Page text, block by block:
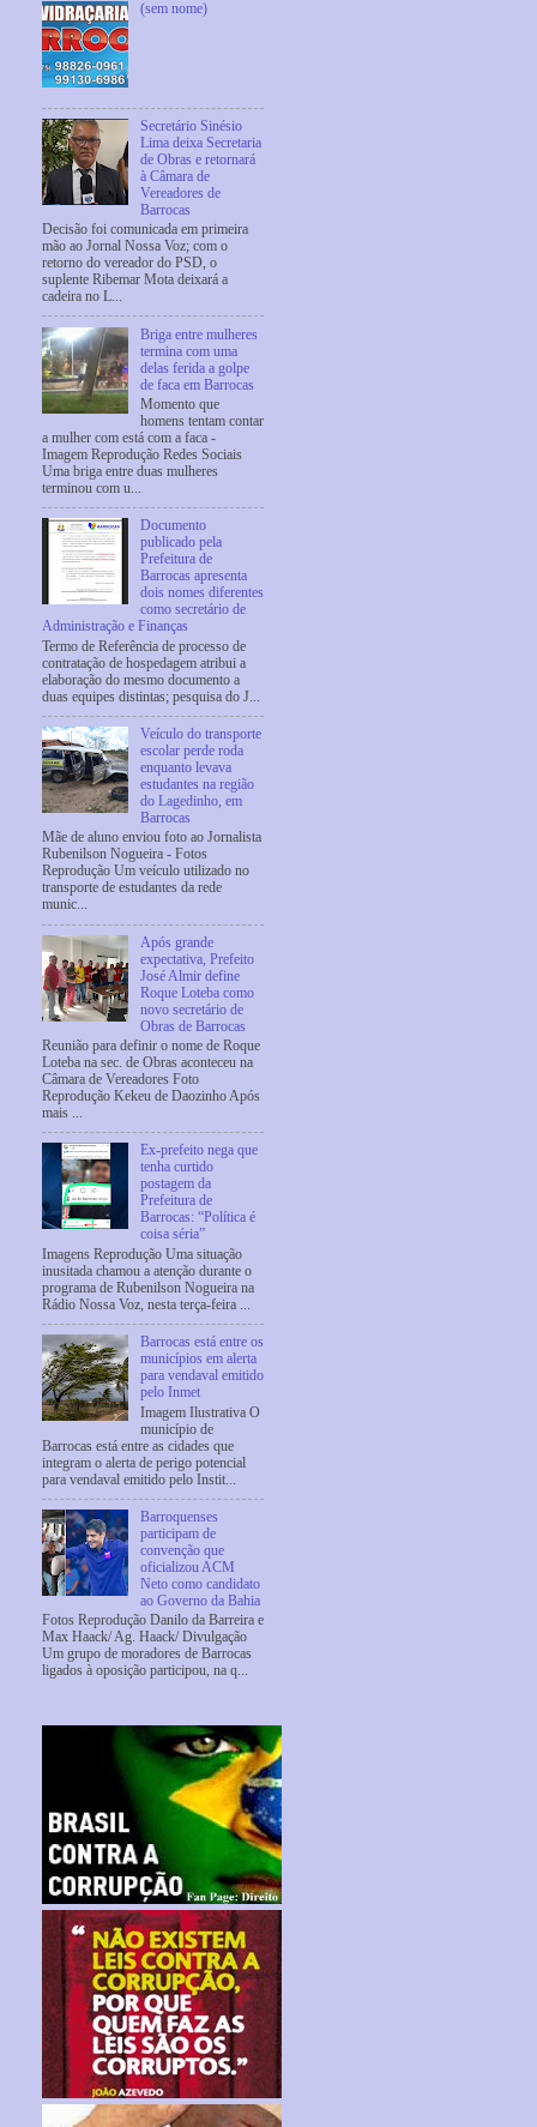
(sem nome)
Secretário Sinésio
Lima deixa Secretaria
de Obras e retornará
à Câmara de
Vereadores de
Barrocas
Decisão foi comunicada em primeira
mão ao Jornal Nossa Voz; com o
retorno do vereador do PSD, o
suplente Ribemar Mota deixará a
cadeira no L...
Briga entre mulheres
termina com uma
delas ferida a golpe
de faca em Barrocas
Momento que
homens tentam contar
a mulher com está com a faca -
Imagem Reprodução Redes Sociais
Uma briga entre duas mulheres
terminou com u...
Documento
publicado pela
Prefeitura de
Barrocas apresenta
dois nomes diferentes
como secretário de
Administração e Finanças
Termo de Referência de processo de
contratação de hospedagem atribui a
elaboração do mesmo documento a
duas equipes distintas; pesquisa do J...
Veículo do transporte
escolar perde roda
enquanto levava
estudantes na região
do Lagedinho, em
Barrocas
Mãe de aluno enviou foto ao Jornalista
Rubenilson Nogueira - Fotos
Reprodução Um veículo utilizado no
transporte de estudantes da rede
munic...
Após grande
expectativa, Prefeito
José Almir define
Roque Loteba como
novo secretário de
Obras de Barrocas
Reunião para definir o nome de Roque
Loteba na sec. de Obras aconteceu na
Câmara de Vereadores Foto
Reprodução Kekeu de Daozinho Após
mais ...
Ex-prefeito nega que
tenha curtido
postagem da
Prefeitura de
Barrocas: “Política é
coisa séria”
Imagens Reprodução Uma situação
inusitada chamou a atenção durante o
programa de Rubenilson Nogueira na
Rádio Nossa Voz, nesta terça-feira ...
Barrocas está entre os
municípios em alerta
para vendaval emitido
pelo Inmet
Imagem Ilustrativa O
município de
Barrocas está entre as cidades que
integram o alerta de perigo potencial
para vendaval emitido pelo Instit...
Barroquenses
participam de
convenção que
oficializou ACM
Neto como candidato
ao Governo da Bahia
Fotos Reprodução Danilo da Barreira e
Max Haack/ Ag. Haack/ Divulgação
Um grupo de moradores de Barrocas
ligados à oposição participou, na q...